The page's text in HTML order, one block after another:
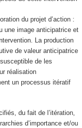
du projet d’action:
une image anticipatrice et
. La production
de valeur anticipatrice
susceptible de les
réalisation
un processus itératif
du fait de l’itération,
d’importance et/ou